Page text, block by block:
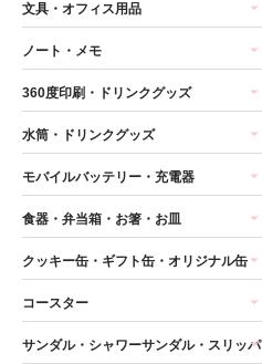
文具・オフィス用品
ノート・メモ
360度印刷・ドリンクグッズ
水筒・ドリンクグッズ
モバイルバッテリー・充電器
食器・弁当箱・お箸・お皿
クッキー缶・ギフト缶・オリジナル缶
コースター
サンダル・シャワーサンダル・スリッパ